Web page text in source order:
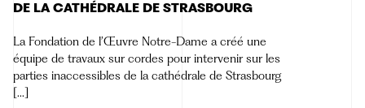
DE LA CATHÉDRALE DE STRASBOURG
La Fondation de l’Œuvre Notre-Dame a créé une
équipe de travaux sur cordes pour intervenir sur les
parties inaccessibles de la cathédrale de Strasbourg
[...]